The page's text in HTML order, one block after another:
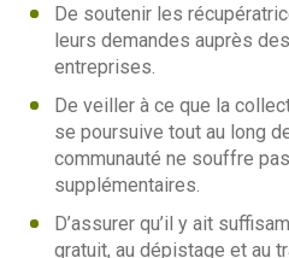
De soutenir les
leurs demandes auprès
entreprises.
De veiller à ce que la
se poursuive tout au long
communauté ne souffre
supplémentaires.
D’assurer qu’il y ait
gratuit, au dépistage et au